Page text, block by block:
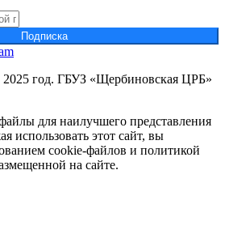
Подпиcка
год. ГБУЗ «Щербиновская ЦРБ»
для наилучшего представления
использовать этот сайт, вы
cookie-файлов и политикой
на сайте.